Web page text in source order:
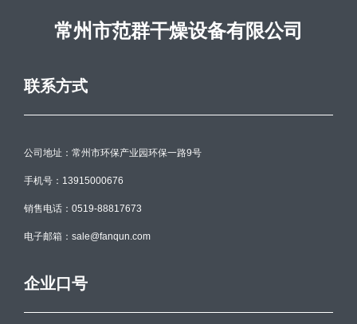
常州市范群干燥设备有限公司
联系方式
公司地址：常州市环保产业园环保一路9号
手机号：13915000676
销售电话：0519-88817673
电子邮箱：sale@fanqun.com
企业口号